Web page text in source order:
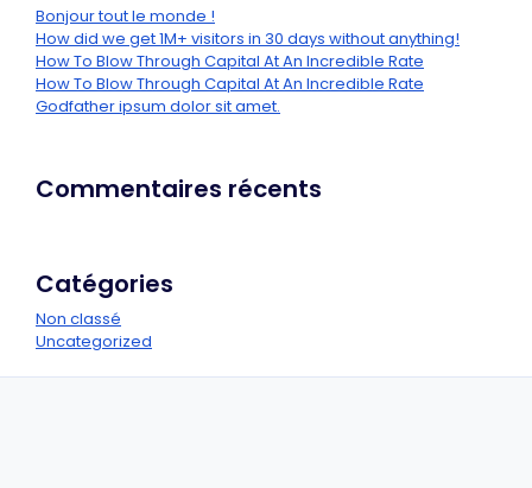
Bonjour tout le monde !
How did we get 1M+ visitors in 30 days without anything!
How To Blow Through Capital At An Incredible Rate
How To Blow Through Capital At An Incredible Rate
Godfather ipsum dolor sit amet.
Commentaires récents
Catégories
Non classé
Uncategorized